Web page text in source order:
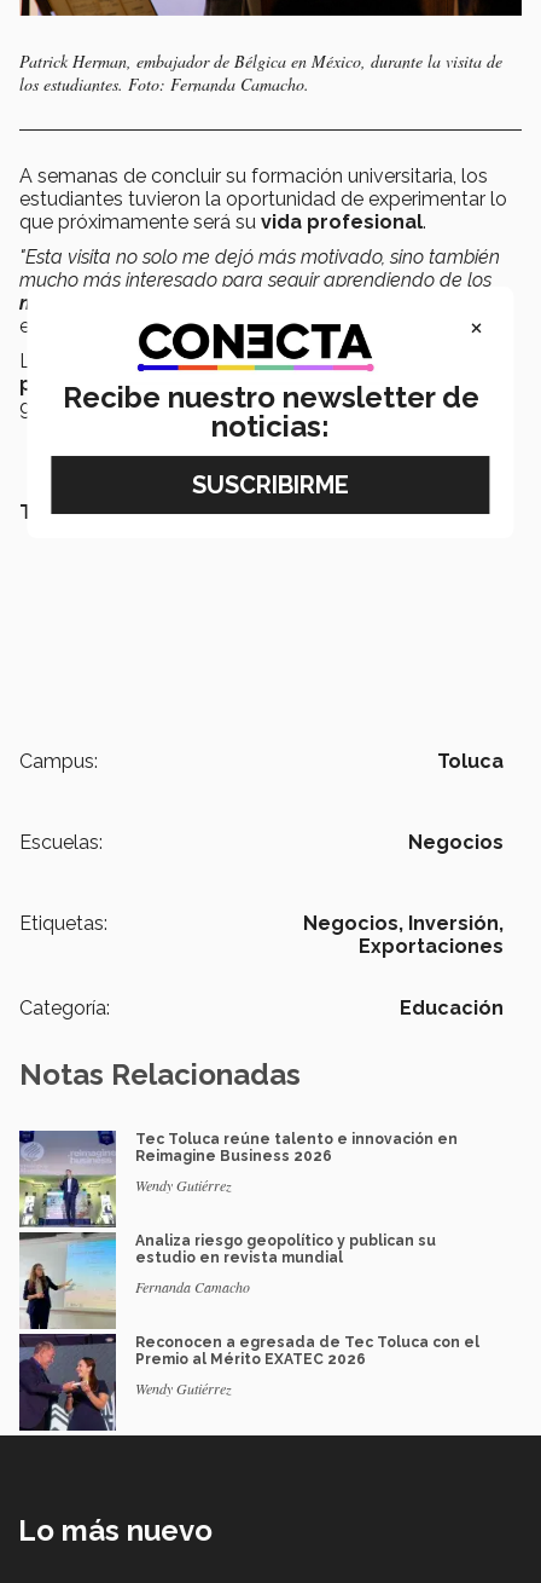
Patrick Herman, embajador de Bélgica en México, durante la visita de
los estudiantes. Foto: Fernanda Camacho.
A semanas de concluir su formación universitaria, los
estudiantes tuvieron la oportunidad de experimentar lo
que próximamente será su vida profesional.
"Esta visita no solo me dejó más motivado, sino también
mucho más interesado para seguir aprendiendo de los
negocios internacionales
expresó José.
La actividad terminó con un menú belga en el que
ponentes
y estudiantes pudieron intercambiar ideas y
generar conversaciones.
TAMBIÉN QUERRÁS LEER:
Campus: Toluca
Escuelas: Negocios
Etiquetas: Negocios, Inversión,
Exportaciones
Categoría: Educación
Notas Relacionadas
Tec Toluca reúne talento e innovación en
Reimagine Business 2026
Wendy Gutiérrez
Analiza riesgo geopolítico y publican su
estudio en revista mundial
Fernanda Camacho
Reconocen a egresada de Tec Toluca con el
Premio al Mérito EXATEC 2026
Wendy Gutiérrez
Lo más nuevo
×
Recibe nuestro newsletter de
noticias: